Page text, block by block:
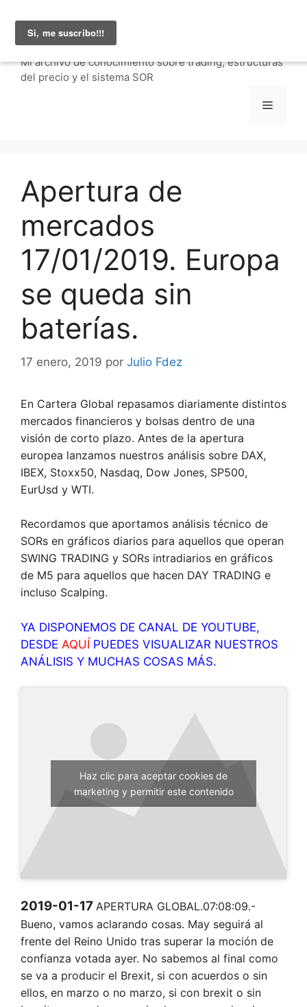
contenido
Julio Fernández |
carteraglobal.com
Mi archivo de conocimiento sobre trading, estructuras
del precio y el sistema SOR
Menú
Apertura de
mercados
17/01/2019. Europa
se queda sin
baterías.
17 enero, 2019 por Julio Fdez
En Cartera Global repasamos diariamente distintos
mercados financieros y bolsas dentro de una
visión de corto plazo. Antes de la apertura
europea lanzamos nuestros análisis sobre DAX,
IBEX, Stoxx50, Nasdaq, Dow Jones, SP500,
EurUsd y WTI.
Recordamos que aportamos análisis técnico de
SORs en gráficos diarios para aquellos que operan
SWING TRADING y SORs intradiarios en gráficos
de M5 para aquellos que hacen DAY TRADING e
incluso Scalping.
YA DISPONEMOS DE CANAL DE YOUTUBE,
DESDE AQUÍ PUEDES VISUALIZAR NUESTROS
ANÁLISIS Y MUCHAS COSAS MÁS.
Haz clic para aceptar cookies de
marketing y permitir este contenido
2019-01-17 APERTURA GLOBAL.07:08:09.-
Bueno, vamos aclarando cosas. May seguirá al
frente del Reino Unido tras superar la moción de
confianza votada ayer. No sabemos al final como
se va a producir el Brexit, si con acuerdos o sin
ellos, en marzo o no marzo, si con brexit o sin